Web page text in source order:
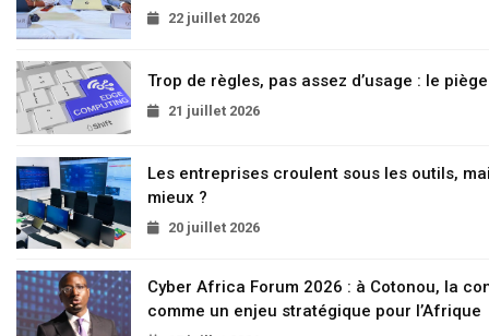
22 juillet 2026
Trop de règles, pas assez d’usage : le
21 juillet 2026
Les entreprises croulent sous les outils,
mieux ?
20 juillet 2026
Cyber Africa Forum 2026 : à Cotonou, la
comme un enjeu stratégique pour l’Afrique